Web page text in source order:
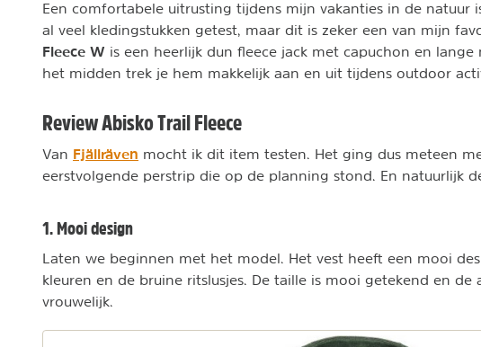
Een comfortabele uitrusting tijdens mijn vakanties in de natuur
al veel kledingstukken getest, maar dit is zeker een van mijn
Fleece W is een heerlijk dun fleece jack met capuchon en lange
het midden trek je hem makkelijk aan en uit tijdens outdoor
Review Abisko Trail Fleece
Van Fjällräven mocht ik dit item testen. Het ging dus meteen
eerstvolgende perstrip die op de planning stond. En natuurlijk
1. Mooi design
Laten we beginnen met het model. Het vest heeft een mooi
kleuren en de bruine ritslusjes. De taille is mooi getekend en de
vrouwelijk.